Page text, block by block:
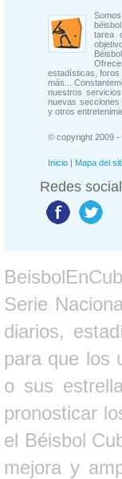
tarea
estadísticas, foros
más...
nuestros
nuevas secciones
y otros
© copyright 2009 -
Inicio | Mapa del
Redes
Serie
diarios,
para que los
o sus
pronosticar
el Béisbol
mejora y